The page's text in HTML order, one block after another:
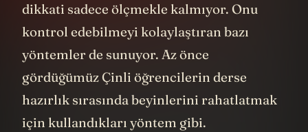
dikkati sadece ölçmekle kalmıyor. Onu
kontrol edebilmeyi kolaylaştıran bazı
yöntemler de sunuyor. Az önce
gördüğümüz Çinli öğrencilerin derse
hazırlık sırasında beyinlerini rahatlatmak
için kullandıkları yöntem gibi.